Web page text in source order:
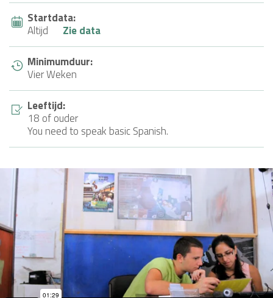
Startdata:
Altijd
Zie data
Minimumduur:
Vier Weken
Leeftijd:
18 of ouder
You need to speak basic Spanish.